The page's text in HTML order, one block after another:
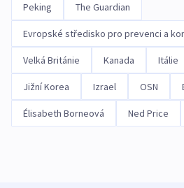
Peking The Guardian
Evropské středisko pro prevenci a
Velká Británie Kanada Itálie
Jižní Korea Izrael OSN
Élisabeth Borneová Ned Price